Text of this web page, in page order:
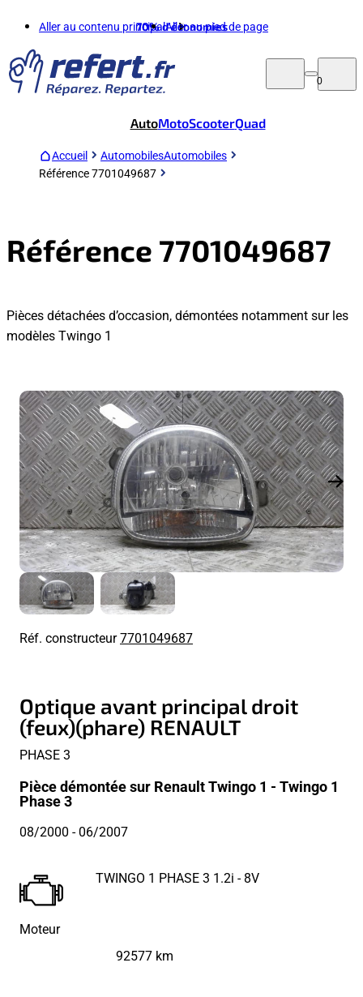
Aller au contenu principalAller au pied de page
70%d'économies
0
AutoMotoScooterQuad
Accueil AutomobilesAutomobiles
Référence 7701049687
Référence 7701049687
Pièces détachées d’occasion, démontées notamment sur les
modèles Twingo 1
Réf. constructeur7701049687
Optique avant principal droit
(feux)(phare) RENAULT
PHASE 3
Pièce démontée sur Renault Twingo 1 - Twingo 1
Phase 3
08/2000 - 06/2007
Moteur
TWINGO 1 PHASE 3 1.2i - 8V
92577 km